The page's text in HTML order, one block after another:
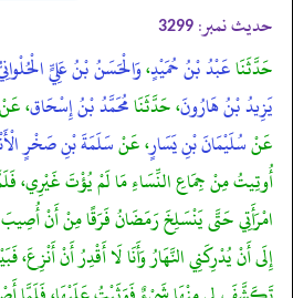
حدیث نمبر: 3299
حَدَّثَنَاعَبْدُ بْنُ حُمَيْدٍ،وَالْحَسَنُ بْنُ عَلِيٍّ
يَزِيدُ بْنُ هَارُونَ، حَدَّثَنَامُحَمَّدُ بْنُ إِسْحَاق، عَنْ
عَنْسُلَيْمَانَ بْنِ يَسَارٍ، عَنْسَلَمَةَ بْنِ صَخْرٍ
أُوتِيتُ مِنْ جِمَاعِ النِّسَاءِ مَا لَمْ يُؤْتَ
امْرَأَتِي حَتَّى يَنْسَلِخَ رَمَضَانُ فَرَقًا مِنْ أَنْ أُصِيبَ
إِلَى أَنْ يُدْرِكَنِي النَّهَارُ وَأَنَا لَا أَقْدِرُ أَنْ أَنْزِعَ،